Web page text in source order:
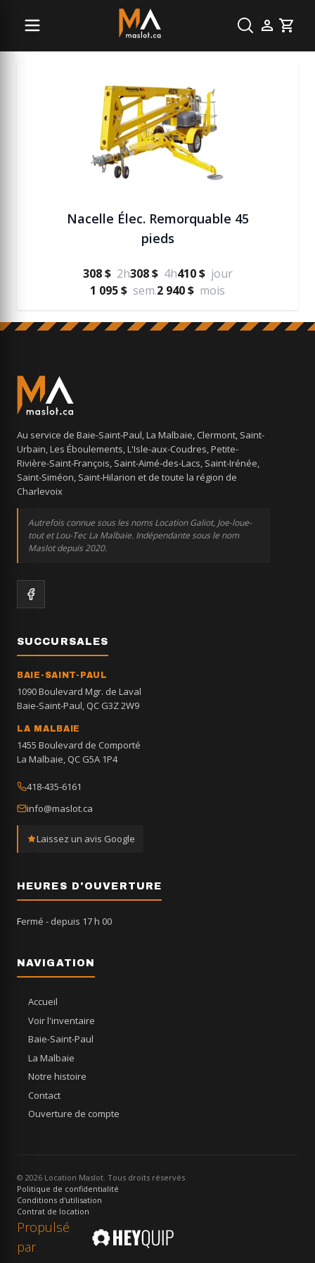
Cart
Nacelle
Nacelle Élec. Remorquable 45
pieds
308 $ 2h308 $ 4h410 $ jour
1 095 $ sem.2 940 $ mois
Au service de Baie-Saint-Paul, La Malbaie, Clermont, Saint-
Urbain, Les Éboulements, L'Isle-aux-Coudres, Petite-
Rivière-Saint-François, Saint-Aimé-des-Lacs, Saint-Irénée,
Saint-Siméon, Saint-Hilarion et de toute la région de
Charlevoix
Autrefois connue sous les noms Location Galiot, Joe-loue-
tout et Lou-Tec La Malbaie. Indépendante sous le nom
Maslot depuis 2020.
SUCCURSALES
BAIE-SAINT-PAUL
1090 Boulevard Mgr. de Laval
Baie-Saint-Paul, QC G3Z 2W9
LA MALBAIE
1455 Boulevard de Comporté
La Malbaie, QC G5A 1P4
418-435-6161
info@maslot.ca
Laissez un avis Google
HEURES D'OUVERTURE
Fermé - depuis 17 h 00
NAVIGATION
Accueil
Voir l'inventaire
Baie-Saint-Paul
La Malbaie
Notre histoire
Contact
Ouverture de compte
© 2026 Location Maslot. Tous droits réservés
Politique de confidentialité
Conditions d'utilisation
Contrat de location
Propulsé
par